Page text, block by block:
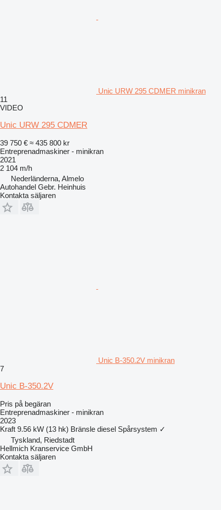
Unic URW 295 CDMER minikran
11
VIDEO
Unic URW 295 CDMER
39 750 € ≈ 435 800 kr
Entreprenadmaskiner - minikran
2021
2 104 m/h
Nederländerna, Almelo
Autohandel Gebr. Heinhuis
Kontakta säljaren
Unic B-350.2V minikran
7
Unic B-350.2V
Pris på begäran
Entreprenadmaskiner - minikran
2023
Kraft 9.56 kW (13 hk) Bränsle diesel Spårsystem ✓
Tyskland, Riedstadt
Hellmich Kranservice GmbH
Kontakta säljaren